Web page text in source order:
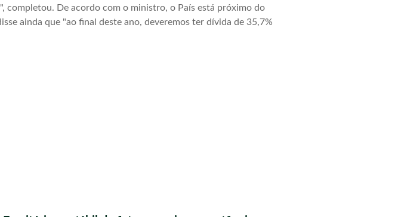
completou. De acordo com o ministro, o País está próximo do
ainda que "ao final deste ano, deveremos ter dívida de 35,7%